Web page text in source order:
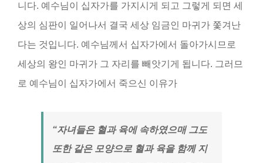
니다. 예수님이 십자가를 가지시게 되고 그렇게 되면 세
상의 심판이 일어나서 결국 세상 임금인 마귀가 쫓겨난
다는 것입니다. 예수님께서 십자가에서 돌아가시므로
세상의 왕인 마귀가 그 자리를 빼앗기게 됩니다. 그러므
로 예수님이 십자가에서 죽으신 이유가
“자녀들은 혈과 육에 속하였으매 그도
또한 같은 모양으로 혈과 육을 함께 지